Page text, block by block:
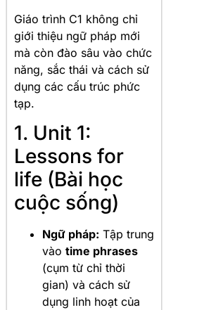
Giáo trình C1 không chỉ
giới thiệu ngữ pháp mới
mà còn đào sâu vào chức
năng, sắc thái và cách sử
dụng các cấu trúc phức
tạp.
1. Unit 1:
Lessons for
life (Bài học
cuộc sống)
Ngữ pháp: Tập trung
vào time phrases
(cụm từ chỉ thời
gian) và cách sử
dụng linh hoạt của